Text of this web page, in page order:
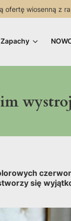
ofertę wiosenną z
Zapachy
się